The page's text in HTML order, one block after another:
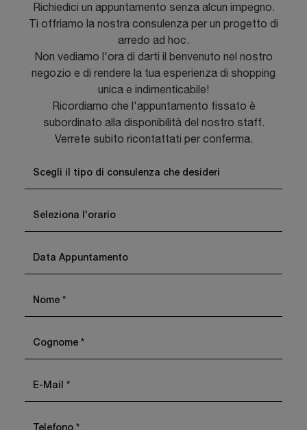
Richiedici un appuntamento senza alcun impegno.
Ti offriamo la nostra consulenza per un progetto di
arredo ad hoc.
Non vediamo l'ora di darti il benvenuto nel nostro
negozio e di rendere la tua esperienza di shopping
unica e indimenticabile!
Ricordiamo che l'appuntamento fissato è
subordinato alla disponibilità del nostro staff.
Verrete subito ricontattati per conferma.